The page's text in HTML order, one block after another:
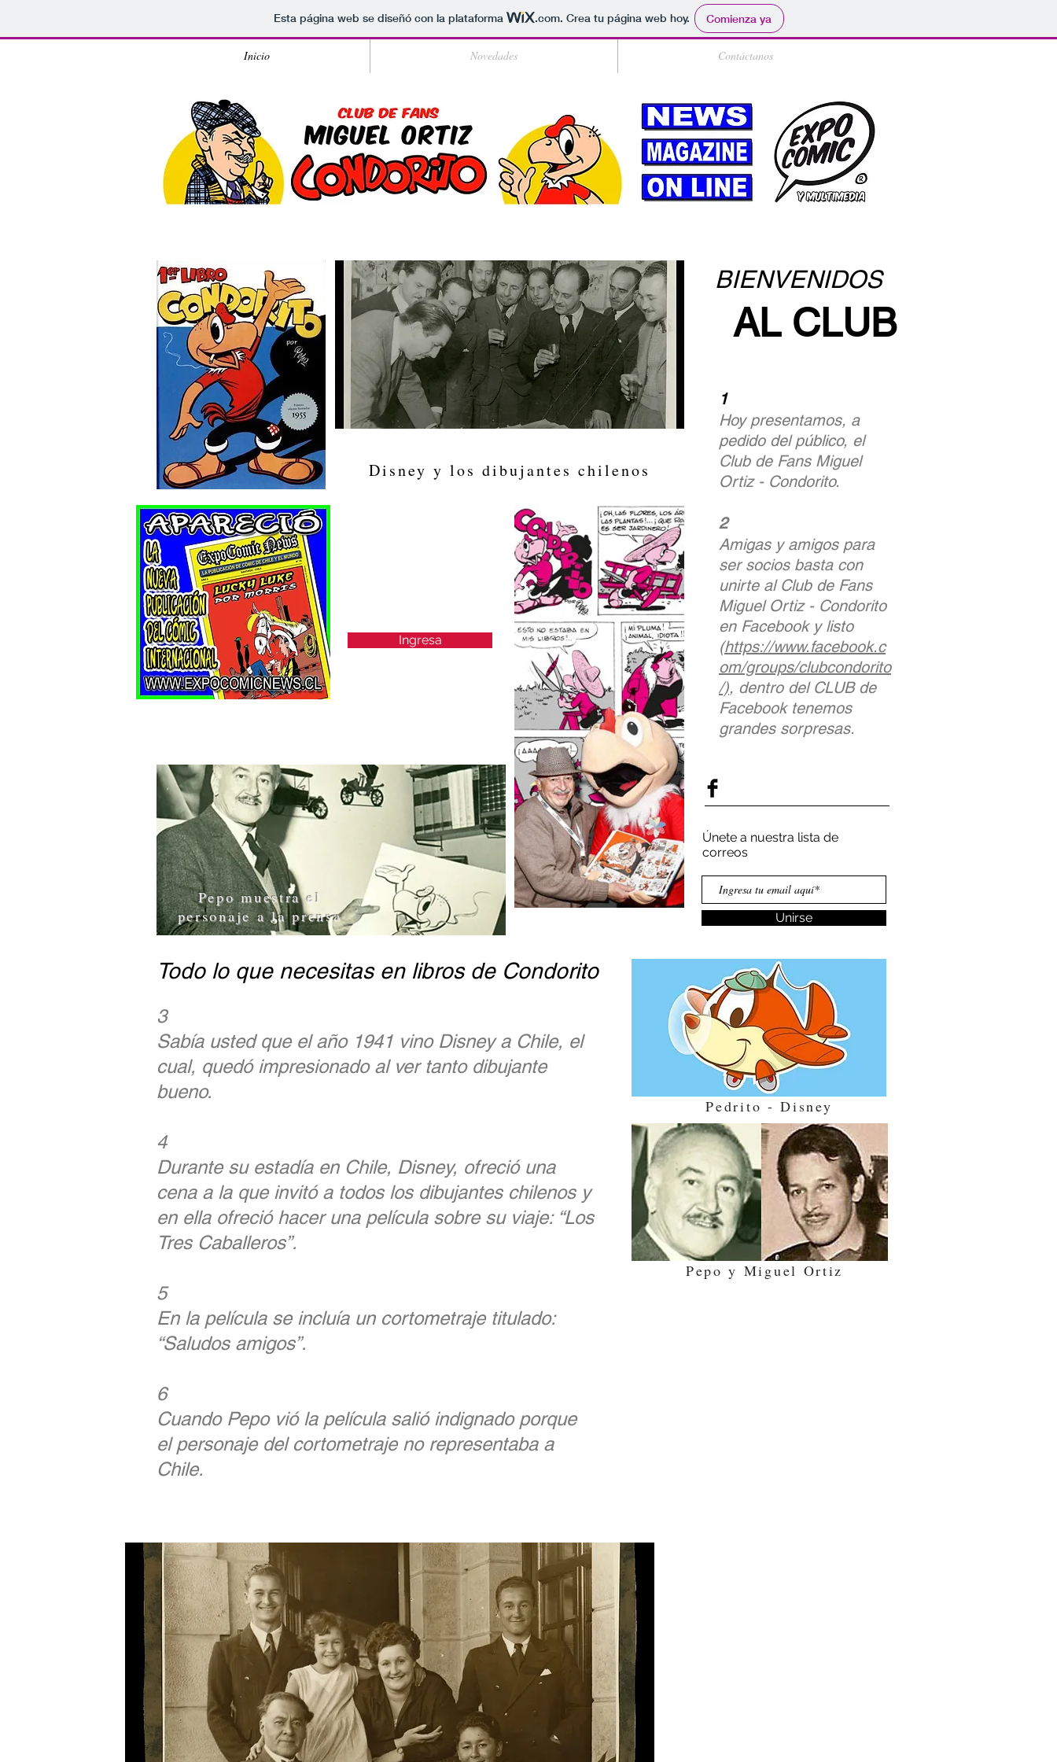
Esta página web se diseñó con la plataforma .com. Crea tu página web hoy. Comienza ya
Inicio Novedades Contáctanos
Disney y los dibujantes chilenos
Ingresa
Pepo muestra el
personaje a la prensa
BIENVENIDOS
AL CLUB
1
Hoy presentamos, a
pedido del público, el
Club de Fans Miguel
Ortiz - Condorito.
2
Amigas y amigos para
ser socios basta con
unirte al Club de Fans
Miguel Ortiz - Condorito
en Facebook y listo
(https://www.facebook.c
om/groups/clubcondorito
/), dentro del CLUB de
Facebook tenemos
grandes sorpresas.
Únete a nuestra lista de
correos
Unirse
Todo lo que necesitas en libros de Condorito
3
Sabía usted que el año 1941 vino Disney a Chile, el
cual, quedó impresionado al ver tanto dibujante
bueno.
4
Durante su estadía en Chile, Disney, ofreció una
cena a la que invitó a todos los dibujantes chilenos y
en ella ofreció hacer una película sobre su viaje: “Los
Tres Caballeros”.
5
En la película se incluía un cortometraje titulado:
“Saludos amigos”.
6
Cuando Pepo vió la película salió indignado porque
el personaje del cortometraje no representaba a
Chile.
Pedrito - Disney
Pepo y Miguel Ortiz